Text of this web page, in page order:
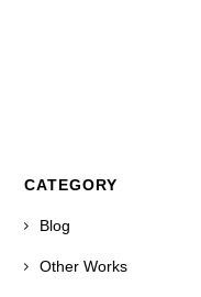
CATEGORY
Blog
Other Works